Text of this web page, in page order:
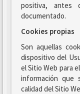
positiva, antes
documentado.
Cookies propias
Son aquellas
dispositivo del
el Sitio Web para
información que
calidad del Sitio